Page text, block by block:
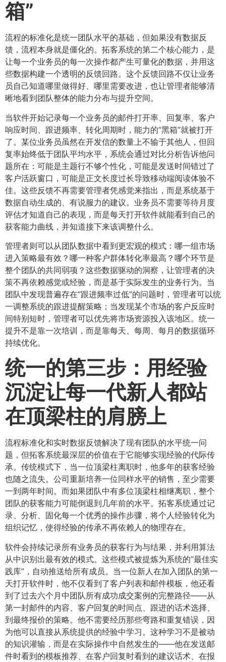
箱”​
流程的标准化是统一团队水平的基础，但如果没有数据反
馈，流程本身就是僵化的。拓客系统的第二个核心能力，是
让每一个业务员的每一次操作都产生可量化的数据，并用这
些数据构建一个透明的反馈回路。这个反馈回路不仅让业务
员自己知道哪里做得好、哪里需要改进，也让管理者能够清
晰地看到团队整体的能力分布与提升空间。
当软件开始记录每一个业务员的邮件打开率、回复率、客户
响应时间、跟进频率、转化周期时，能力的“黑箱”就被打开
了。某位业务员虽然在开发信的数量上不输于其他人，但回
复率始终低于团队平均水平，系统会通过对比分析告诉他问
题所在：可能是主题行不够个性化，可能是发送时间错过了
客户活跃窗口，可能是正文长度过长导致移动端阅读体验不
佳。这些反馈不再需要管理者凭感觉来指出，而是系统基于
数据自动生成的、有说服力的建议。业务员不需要等待月度
评估才知道自己的表现，而是每天打开软件就能看到自己的
获客能力曲线，并知道接下来该调整什么。
管理者则可以从团队数据中看到更宏观的模式：哪一组市场
进入策略最有效？哪一种客户群体转化率最高？哪个环节是
整个团队的共同弱项？这些数据驱动的洞察，让管理者的决
策不再依赖感觉或经验，而是基于实际发生的业务行为。当
团队中发现普遍存在“跟进频率过低”的问题时，管理者可以统
一调整系统的跟进提醒策略；当发现某个市场的客户反应时
间特别短时，管理者可以优先将市场资源投入该地区。统一
提升不是靠一次培训，而是靠每天、每周、每月的数据循环
持续优化。
统一的第三步：用经验
沉淀让每一代新人都站
在顶梁柱的肩膀上
流程标准化和实时数据反馈解决了现有团队的水平统一问
题，但拓客系统最深层的价值在于它能够实现经验的代际传
承。传统模式下，当一位顶梁柱离职时，他多年的获客经验
也随之流失。公司重新培养一位同样水平的销售，至少需要
一到两年时间。而如果团队中有多位顶梁柱相继离职，整个
团队的获客能力可能倒退到几年前的水平。拓客系统通过记
录、分析、固化每一个优秀的操作步骤，将个人经验转化为
组织记忆，使得经验的传承不再依赖人的物理存在。
软件会持续记录所有业务员的获客行为与结果，并利用算法
从中识别出最有效的模式。这些模式被提炼为系统的“最佳实
践库”，自动推送给所有成员。当一位新人在加入团队的第一
天打开软件时，他不仅看到了客户列表和邮件模板，他还看
到了过去六个月中团队所有成功成交案例的完整路径——从
第一封邮件的内容、客户回复的时间点、跟进的话术选择、
到最终报价的策略。他不需要经历那些弯路和重复错误，因
为他可以直接从系统提供的经验中学习。这种学习不是被动
的知识灌输，而是在实际操作中自然发生的——他在发送邮
件时看到的模板推荐、在客户回复时看到的建议话术、在报